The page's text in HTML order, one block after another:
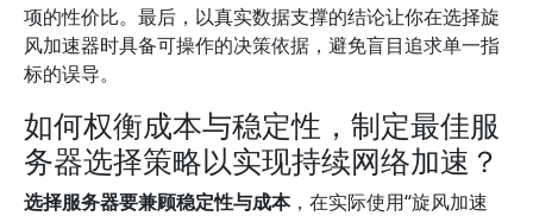
项的性价比。最后，以真实数据支撑的结论让你在选择旋
风加速器时具备可操作的决策依据，避免盲目追求单一指
标的误导。
如何权衡成本与稳定性，制定最佳服
务器选择策略以实现持续网络加速？
选择服务器要兼顾稳定性与成本，在实际使用“旋风加速